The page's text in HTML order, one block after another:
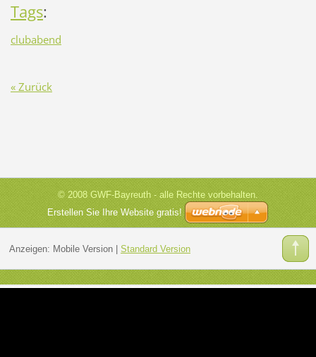
Tags:
clubabend
« Zurück
© 2008 GWF-Bayreuth - alle Rechte vorbehalten.
Erstellen Sie Ihre Website gratis!
Anzeigen: Mobile Version| Standard Version